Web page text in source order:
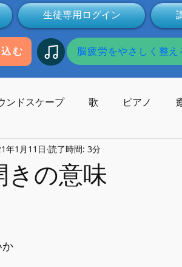
生徒専用ログイン
む 脳疲労をやさしく整
ンドスケープ 歌 ピアノ
コンサート 作曲家
きの意味
年1月11日 読了時間: 3分